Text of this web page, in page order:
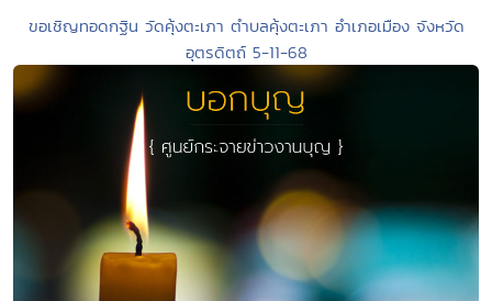
ขอเชิญทอดกฐิน วัดคุ้งตะเภา ตำบลคุ้งตะเภา อำเภอเมือง จังหวัด
อุตรดิตถ์ 5-11-68